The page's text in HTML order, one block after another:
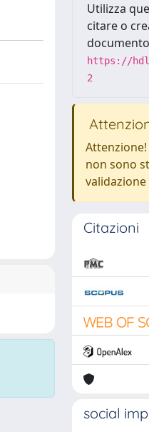
Utilizza
citare o
https://
2
non sono
Citazioni
social